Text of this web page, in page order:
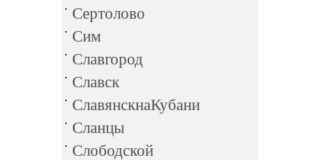
Сертолово
Сим
Славгород
Славск
СлавянскнаКубани
Сланцы
Слободской